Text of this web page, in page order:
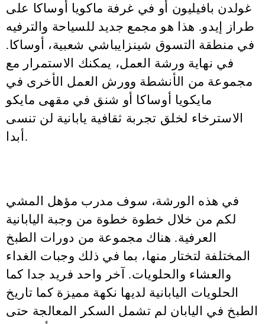
غولدن بافيليون أو في غرفة ماكويا أوساكا على
طراز إيدو. هذا هو مجمع جديد للسياحة والترفيه
في منطقة التسوق شينزايباشي شعبية، أوساكا.
في نهاية ورشة العمل، يمكنك الاستمرار مع
مجموعة من الأنشطة وورش العمل الأخرى في
مايكويا أوساكا أو شنق في مقهى مايكو
الاسترخاء لخلق تجربة ثقافية يابانية لن تنسى
أبدا.
في هذه الورشة، سوف مدرب مؤهل المشي
لكم من خلال خطوة خطوة من وجبة اليابانية
العرفية. هناك مجموعة من دورات الطبخ
المختلفة لتختار منها، بما في ذلك وجبات الغداء
والعشاء والحلويات. آخر واحد فريد جدا كما
الحلويات اليابانية لديها نكهة مميزة كما تاريخ
الطبخ في اليابان لم تشمل السكر المعالجة حتى